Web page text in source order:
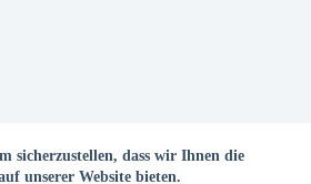
sicherzustellen, dass wir Ihnen die
unserer Website bieten.